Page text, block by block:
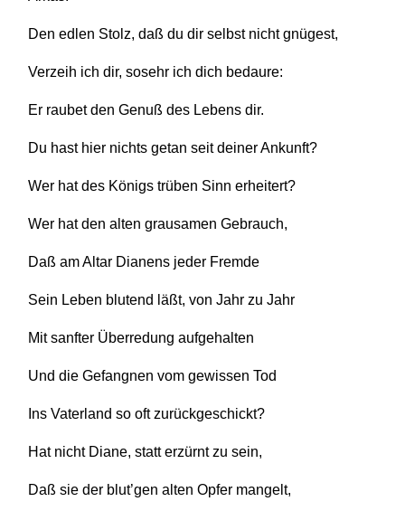
Den edlen Stolz, daß du dir selbst nicht gnügest,
Verzeih ich dir, sosehr ich dich bedaure:
Er raubet den Genuß des Lebens dir.
Du hast hier nichts getan seit deiner Ankunft?
Wer hat des Königs trüben Sinn erheitert?
Wer hat den alten grausamen Gebrauch,
Daß am Altar Dianens jeder Fremde
Sein Leben blutend läßt, von Jahr zu Jahr
Mit sanfter Überredung aufgehalten
Und die Gefangnen vom gewissen Tod
Ins Vaterland so oft zurückgeschickt?
Hat nicht Diane, statt erzürnt zu sein,
Daß sie der blut’gen alten Opfer mangelt,